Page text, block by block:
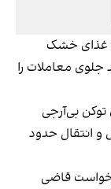
غذای خشک
جلوی معاملات را
و ۴۱۰ میلیون توکن بی‌آرجی
انتقال حدود
قاضی